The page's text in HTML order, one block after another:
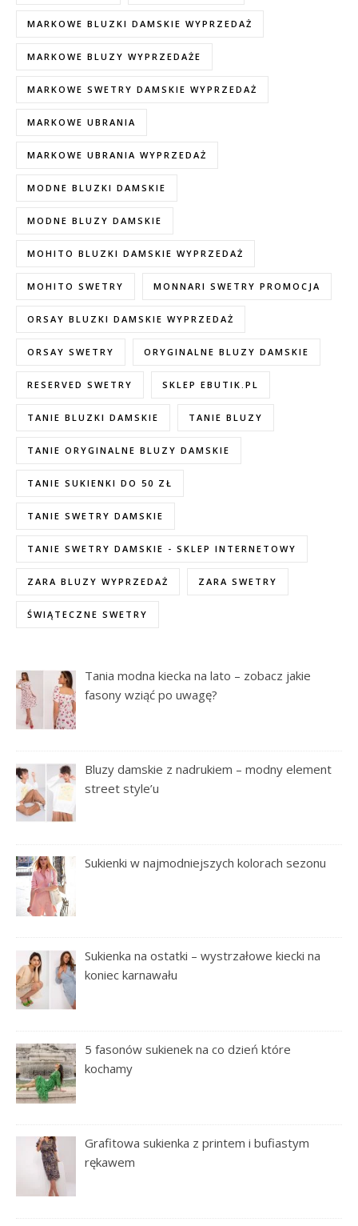
MARKOWE BLUZKI DAMSKIE WYPRZEDAŻ
MARKOWE BLUZY WYPRZEDAŻE
MARKOWE SWETRY DAMSKIE WYPRZEDAŻ
MARKOWE UBRANIA
MARKOWE UBRANIA WYPRZEDAŻ
MODNE BLUZKI DAMSKIE
MODNE BLUZY DAMSKIE
MOHITO BLUZKI DAMSKIE WYPRZEDAŻ
MOHITO SWETRY MONNARI SWETRY PROMOCJA
ORSAY BLUZKI DAMSKIE WYPRZEDAŻ
ORSAY SWETRY ORYGINALNE BLUZY DAMSKIE
RESERVED SWETRY SKLEP EBUTIK.PL
TANIE BLUZKI DAMSKIE TANIE BLUZY
TANIE ORYGINALNE BLUZY DAMSKIE
TANIE SUKIENKI DO 50 ZŁ
TANIE SWETRY DAMSKIE
TANIE SWETRY DAMSKIE - SKLEP INTERNETOWY
ZARA BLUZY WYPRZEDAŻ ZARA SWETRY
ŚWIĄTECZNE SWETRY
Tania modna kiecka na lato – zobacz jakie
fasony wziąć po uwagę?
Bluzy damskie z nadrukiem – modny element
street style’u
Sukienki w najmodniejszych kolorach sezonu
Sukienka na ostatki – wystrzałowe kiecki na
koniec karnawału
5 fasonów sukienek na co dzień które
kochamy
Grafitowa sukienka z printem i bufiastym
rękawem